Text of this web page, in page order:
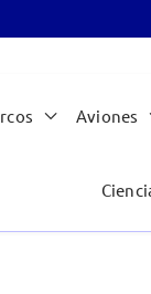
Aviones